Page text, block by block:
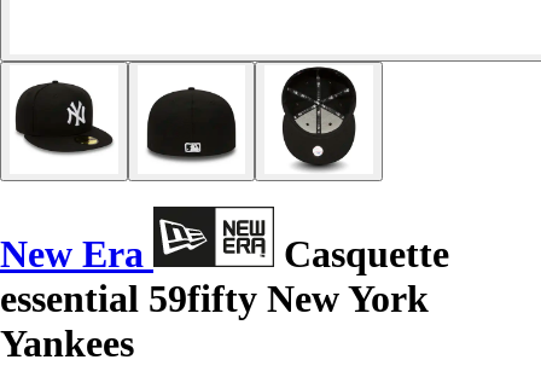
New Era
Casquette
essential 59fifty New York
Yankees